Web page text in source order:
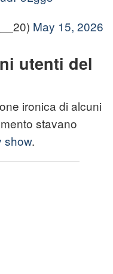
May 15, 2026
utenti del
ironica di alcuni
stavano
show.